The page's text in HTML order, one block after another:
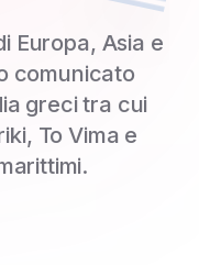
Europa, Asia e
comunicato
greci tra cui
To Vima e